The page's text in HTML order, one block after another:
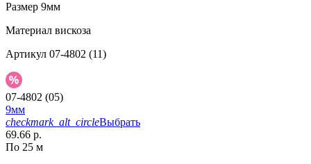
Размер 9мм
Материал вискоза
Артикул 07-4802 (11)
07-4802 (05)
9мм
checkmark_alt_circleВыбрать
69.66 р.
По 25 м